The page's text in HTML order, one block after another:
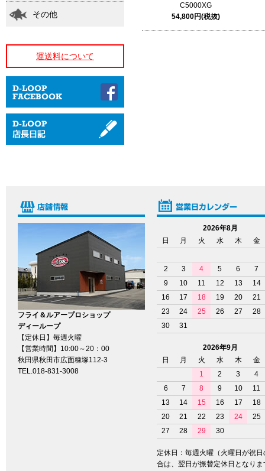
C5000XG
54,800円(税抜)
その他
運送料について
フライ＆ルアープロショップ
ディーループ
【定休日】毎週火曜
【営業時間】10:00～20：00
秋田県秋田市広面糠塚112-3
TEL.018-831-3008
2026年8月
日
月 火 水 木 金
2 3 4 5 6
7
9
10 11 12 13
14
16
17 18 19 20
21
23
24 25 26 27
28
30
31
2026年9月
日
月 火 水 木
金
1
2 3
4
6
7 8 9 10
11
13
14 15 16 17
18
20
21 22 23 24
25
27
28 29 30
定休日：毎週火曜（火曜日が祝日
合は、翌日が振替定休日となりま